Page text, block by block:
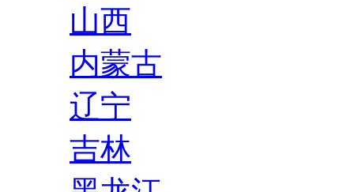
山西
内蒙古
辽宁
吉林